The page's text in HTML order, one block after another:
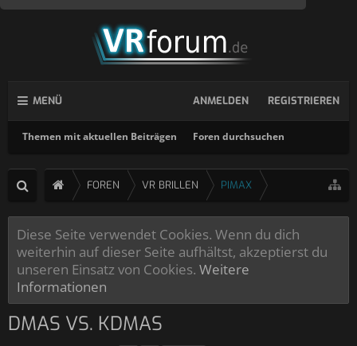
MENÜ
Themen mit aktuellen Beiträgen Foren durchsuchen
ANMELDEN REGISTRIEREN
FOREN VR BRILLEN PIMAX
Diese Seite verwendet Cookies. Wenn du dich
weiterhin auf dieser Seite aufhältst, akzeptierst du
unseren Einsatz von Cookies. Weitere
Informationen
DMAS VS. KDMAS